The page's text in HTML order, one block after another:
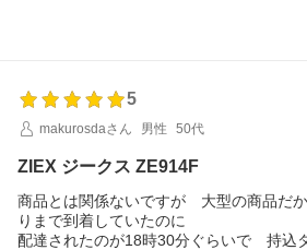
5
makurosdaさん
男性 50代
ZIEX ジークス ZE914F
商品とは関係ないですが 大型の商品だ
りまで到着していたのに
配達されたのが18時30分ぐらいで 持込